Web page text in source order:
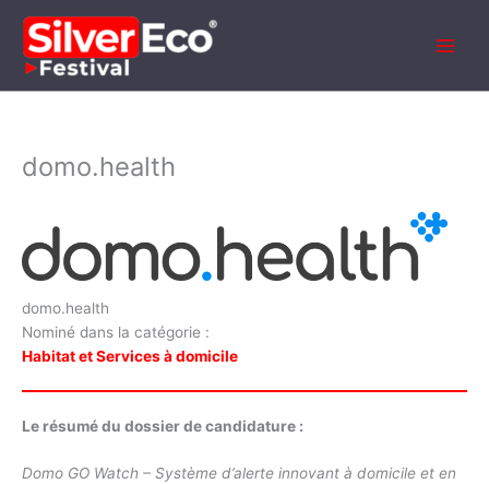
contenu
domo.health
domo.health
Nominé dans la catégorie :
Habitat et Services à domicile
Le résumé du dossier de candidature :
Domo GO Watch – Système d’alerte innovant à domicile et en